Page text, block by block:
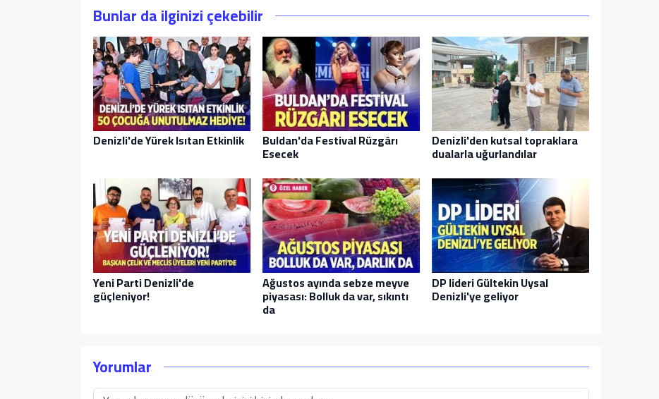
Bunlar da ilginizi çekebilir
Denizli'de Yürek Isıtan Etkinlik Buldan'da Festival Rüzgârı
Esecek
Denizli'den kutsal topraklara
dualarla uğurlandılar
Yeni Parti Denizli'de
güçleniyor!
Ağustos ayında sebze meyve
piyasası: Bolluk da var, sıkıntı
da
DP lideri Gültekin Uysal
Denizli'ye geliyor
Yorumlar